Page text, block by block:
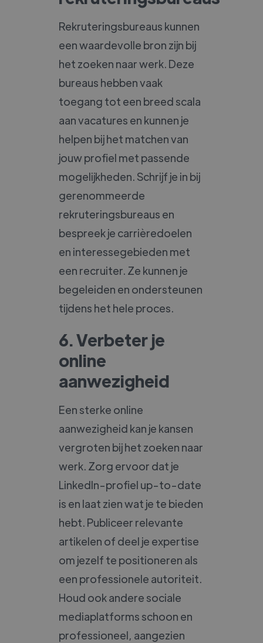
Rekruteringsbureaus kunnen
een waardevolle bron zijn bij
het zoeken naar werk. Deze
bureaus hebben vaak
toegang tot een breed scala
aan vacatures en kunnen je
helpen bij het matchen van
jouw profiel met passende
mogelijkheden. Schrijf je in bij
gerenommeerde
rekruteringsbureaus en
bespreek je carrièredoelen
en interessegebieden met
een recruiter. Ze kunnen je
begeleiden en ondersteunen
tijdens het hele proces.
6. Verbeter je
online
aanwezigheid
Een sterke online
aanwezigheid kan je kansen
vergroten bij het zoeken naar
werk. Zorg ervoor dat je
LinkedIn-profiel up-to-date
is en laat zien wat je te bieden
hebt. Publiceer relevante
artikelen of deel je expertise
om jezelf te positioneren als
een professionele autoriteit.
Houd ook andere sociale
mediaplatforms schoon en
professioneel, aangezien